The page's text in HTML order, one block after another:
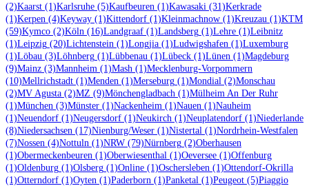
(2)Kaarst (1)Karlsruhe (5)Kaufbeuren (1)Kawasaki (31)Kerkrade
(1)Kerpen (4)Keyway (1)Kittendorf (1)Kleinmachnow (1)Kreuzau (1)KTM
(59)Kymco (2)Köln (16)Landgraaf (1)Landsberg (1)Lehre (1)Leibnitz
(1)Leipzig (20)Lichtenstein (1)Longjia (1)Ludwigshafen (1)Luxemburg
(1)Löbau (3)Löhnberg (1)Lübbenau (1)Lübeck (1)Lünen (1)Magdeburg
(9)Mainz (3)Mannheim (1)Mash (1)Mecklenburg-Vorpommern
(10)Mellrichstadt (1)Menden (1)Merseburg (1)Mondial (2)Monschau
(2)MV Agusta (2)MZ (9)Mönchengladbach (1)Mülheim An Der Ruhr
(1)München (3)Münster (1)Nackenheim (1)Nauen (1)Nauheim
(1)Neuendorf (1)Neugersdorf (1)Neukirch (1)Neuplatendorf (1)Niederlande
(8)Niedersachsen (17)Nienburg/Weser (1)Nistertal (1)Nordrhein-Westfalen
(7)Nossen (4)Nottuln (1)NRW (79)Nürnberg (2)Oberhausen
(1)Obermeckenbeuren (1)Oberwiesenthal (1)Oeversee (1)Offenburg
(1)Oldenburg (1)Olsberg (1)Online (1)Oschersleben (1)Ottendorf-Okrilla
(1)Otterndorf (1)Oyten (1)Paderborn (1)Panketal (1)Peugeot (5)Piaggio